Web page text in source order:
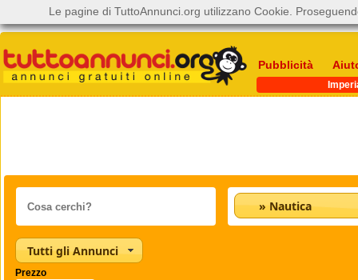
Pubblicità
» Nautica
Tutti gli Annunci
Prezzo
Le pagine di TuttoAnnunci.org utilizzano Cookie.